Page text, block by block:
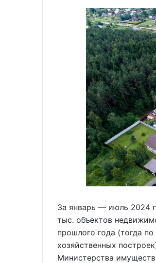
За январь — июль 2024
тыс. объектов
прошлого года (тогда
хозяйственных
Министерства